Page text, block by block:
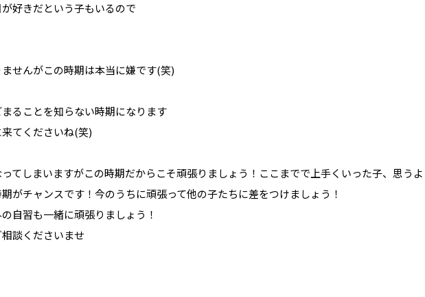
好きだという子もいるので
せんがこの時期は本当に嫌です(笑)
ることを知らない時期になります
てくださいね(笑)
てしまいますがこの時期だからこそ頑張りましょう！ここまでで上手くいった子、思う
がチャンスです！今のうちに頑張って他の子たちに差をつけましょう！
自習も一緒に頑張りましょう！
談くださいませ